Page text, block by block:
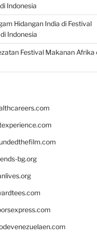
Indonesia
Hidangan India di Festival
Indonesia
Festival Makanan Afrika
bg.org